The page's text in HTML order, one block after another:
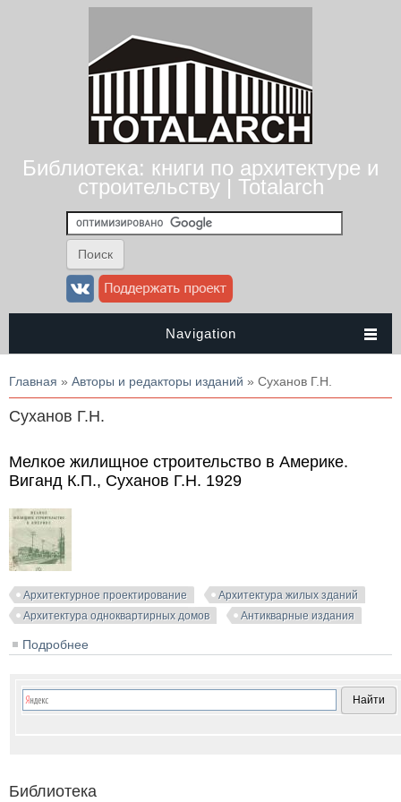
Библиотека: книги по архитектуре и
строительству | Totalarch
Navigation
Вы здесь
Главная » Авторы и редакторы изданий » Суханов Г.Н.
Суханов Г.Н.
Мелкое жилищное строительство в Америке.
Виганд К.П., Суханов Г.Н. 1929
Архитектурное проектирование
Архитектура жилых зданий
Архитектура одноквартирных домов
Антикварные издания
Подробнее
Библиотека